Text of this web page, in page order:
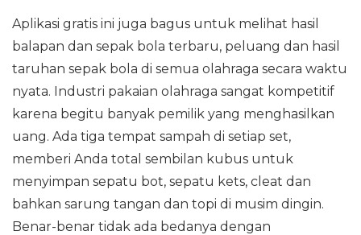
Aplikasi gratis ini juga bagus untuk melihat hasil
balapan dan sepak bola terbaru, peluang dan hasil
taruhan sepak bola di semua olahraga secara waktu
nyata. Industri pakaian olahraga sangat kompetitif
karena begitu banyak pemilik yang menghasilkan
uang. Ada tiga tempat sampah di setiap set,
memberi Anda total sembilan kubus untuk
menyimpan sepatu bot, sepatu kets, cleat dan
bahkan sarung tangan dan topi di musim dingin.
Benar-benar tidak ada bedanya dengan